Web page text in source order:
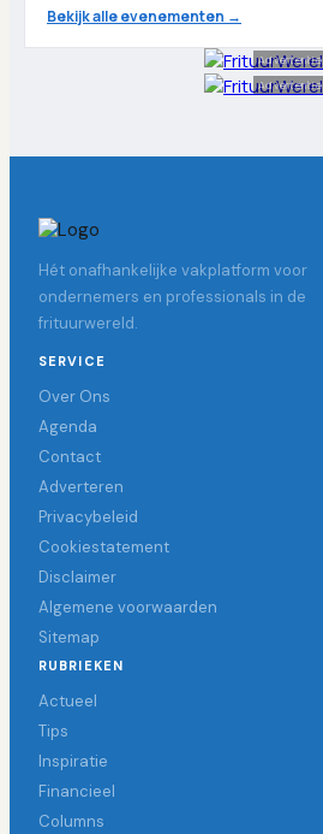
Bekijk alle evenementen →
Advertentie
Advertentie
Hét onafhankelijke vakplatform voor
ondernemers en professionals in de
frituurwereld.
SERVICE
Over Ons
Agenda
Contact
Adverteren
Privacybeleid
Cookiestatement
Disclaimer
Algemene voorwaarden
Sitemap
RUBRIEKEN
Actueel
Tips
Inspiratie
Financieel
Columns